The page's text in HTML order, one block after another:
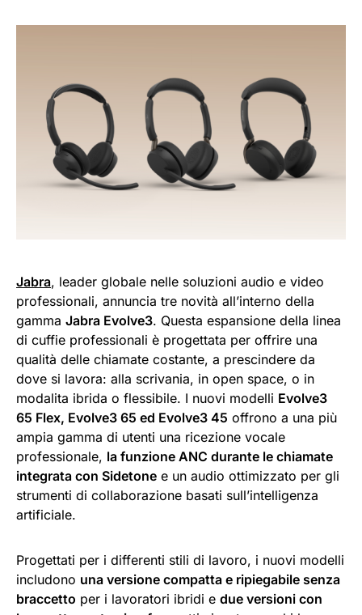
Jabra, leader globale nelle soluzioni audio e video
professionali, annuncia tre novità all’interno della
gamma Jabra Evolve3. Questa espansione della linea
di cuffie professionali è progettata per offrire una
qualità delle chiamate costante, a prescindere da
dove si lavora: alla scrivania, in open space, o in
modalita ibrida o flessibile. I nuovi modelli Evolve3
65 Flex, Evolve3 65 ed Evolve3 45 offrono a una più
ampia gamma di utenti una ricezione vocale
professionale, la funzione ANC durante le chiamate
integrata con Sidetone e un audio ottimizzato per gli
strumenti di collaborazione basati sull’intelligenza
artificiale.
Progettati per i differenti stili di lavoro, i nuovi modelli
includono una versione compatta e ripiegabile senza
braccetto per i lavoratori ibridi e due versioni con